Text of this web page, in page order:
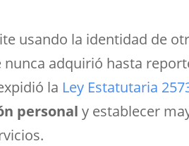
usando la identidad de
adquirió hasta
la Ley Estatutaria
personal y establecer